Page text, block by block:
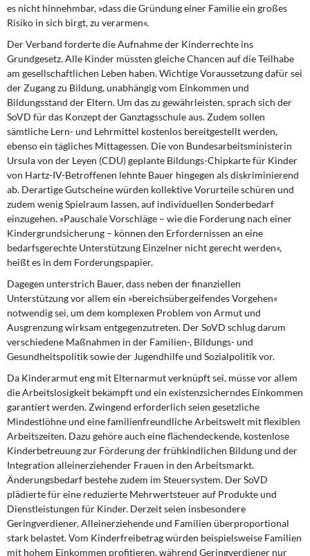
Weitere Themen
Memo-Gruppe
Institut Solidarische Moderne
Rosa-Luxemburg-Stiftung
Über mich
Kontakt
es nicht hinnehmbar, »dass die Gründung einer Familie ein großes
Risiko in sich birgt, zu verarmen«.
Der Verband forderte die Aufnahme der Kinderrechte ins
Grundgesetz. Alle Kinder müssten gleiche Chancen auf die Teilhabe
am gesellschaftlichen Leben haben. Wichtige Voraussetzung dafür sei
der Zugang zu Bildung, unabhängig vom Einkommen und
Bildungsstand der Eltern. Um das zu gewährleisten, sprach sich der
SoVD für das Konzept der Ganztagsschule aus. Zudem sollen
sämtliche Lern- und Lehrmittel kostenlos bereitgestellt werden,
ebenso ein tägliches Mittagessen. Die von Bundesarbeitsministerin
Ursula von der Leyen (CDU) geplante Bildungs-Chipkarte für Kinder
von Hartz-IV-Betroffenen lehnte Bauer hingegen als diskriminierend
ab. Derartige Gutscheine würden kollektive Vorurteile schüren und
zudem wenig Spielraum lassen, auf individuellen Sonderbedarf
einzugehen. »Pauschale Vorschläge – wie die Forderung nach einer
Kindergrundsicherung – können den Erfordernissen an eine
bedarfsgerechte Unterstützung Einzelner nicht gerecht werden«,
heißt es in dem Forderungspapier.
Dagegen unterstrich Bauer, dass neben der finanziellen
Unterstützung vor allem ein »bereichsübergeifendes Vorgehen«
notwendig sei, um dem komplexen Problem von Armut und
Ausgrenzung wirksam entgegenzutreten. Der SoVD schlug darum
verschiedene Maßnahmen in der Familien-, Bildungs- und
Gesundheitspolitik sowie der Jugendhilfe und Sozialpolitik vor.
Da Kinderarmut eng mit Elternarmut verknüpft sei, müsse vor allem
die Arbeitslosigkeit bekämpft und ein existenzsicherndes Einkommen
garantiert werden. Zwingend erforderlich seien gesetzliche
Mindestlöhne und eine familienfreundliche Arbeitswelt mit flexiblen
Arbeitszeiten. Dazu gehöre auch eine flächendeckende, kostenlose
Kinderbetreuung zur Förderung der frühkindlichen Bildung und der
Integration alleinerziehender Frauen in den Arbeitsmarkt.
Änderungsbedarf bestehe zudem im Steuersystem. Der SoVD
plädierte für eine reduzierte Mehrwertsteuer auf Produkte und
Dienstleistungen für Kinder. Derzeit seien insbesondere
Geringverdiener, Alleinerziehende und Familien überproportional
stark belastet. Vom Kinderfreibetrag würden beispielsweise Familien
mit hohem Einkommen profitieren, während Geringverdiener nur